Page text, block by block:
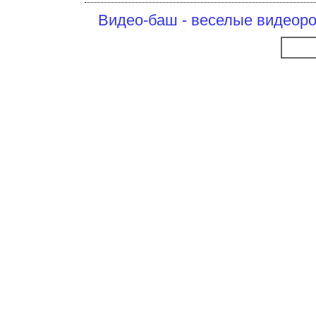
Видео-баш - веселые